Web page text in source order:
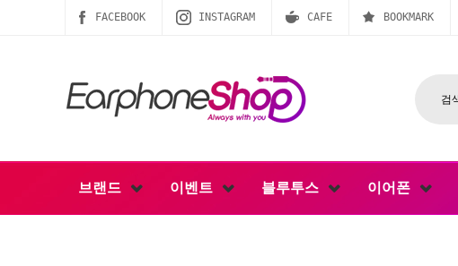
FACEBOOK INSTAGRAM CAFE BOOKMARK
브랜드 이벤트 블루투스 이어폰